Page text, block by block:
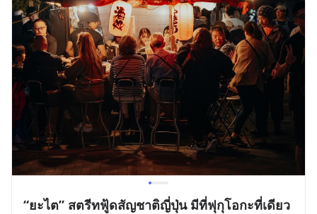
“ยะไต” สตรีทฟู้ดสัญชาติญี่ปุ่น มีที่ฟุกุโอกะที่เดียว